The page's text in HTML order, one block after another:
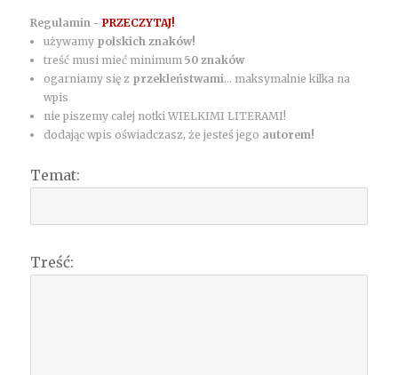
Regulamin -PRZECZYTAJ!
używamy polskich znaków!
treść musi mieć minimum50 znaków
ogarniamy się z przekleństwami... maksymalnie kilka na
wpis
nie piszemy całej notki WIELKIMI LITERAMI!
dodając wpis oświadczasz, że jesteś jego autorem!
Temat:
Treść: